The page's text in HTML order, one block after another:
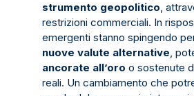
strumento geopolitico,
restrizioni commerciali. In
emergenti stanno spingendo
nuove valute alternative,
ancorate all’oro o sostenute
reali. Un cambiamento che